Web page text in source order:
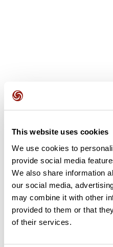
This website uses cookies
We use cookies to
provide social media
We also share information
our social media,
may combine it with other
provided to them or that
of their services.
Découvrez ce parcours de